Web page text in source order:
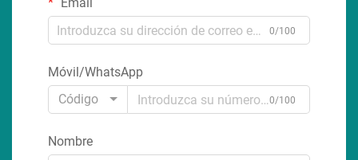
Email
0/100
Móvil/WhatsApp
Código
0/100
Nombre